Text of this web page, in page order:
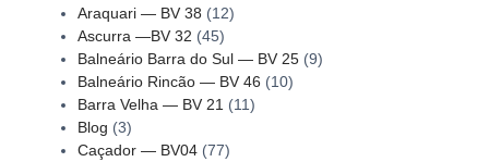
Araquari — BV 38 (12)
Ascurra —BV 32 (45)
Balneário Barra do Sul — BV 25(9)
Balneário Rincão — BV 46 (10)
Barra Velha — BV 21 (11)
Blog (3)
Caçador — BV04(77)